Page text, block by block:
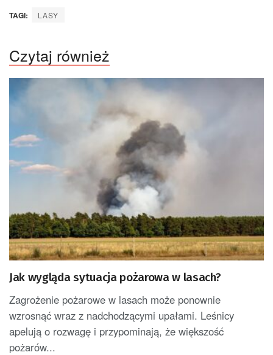
TAGI: LASY
Czytaj również
Jak wygląda sytuacja pożarowa w lasach?
Zagrożenie pożarowe w lasach może ponownie
wzrosnąć wraz z nadchodzącymi upałami. Leśnicy
apelują o rozwagę i przypominają, że większość
pożarów...